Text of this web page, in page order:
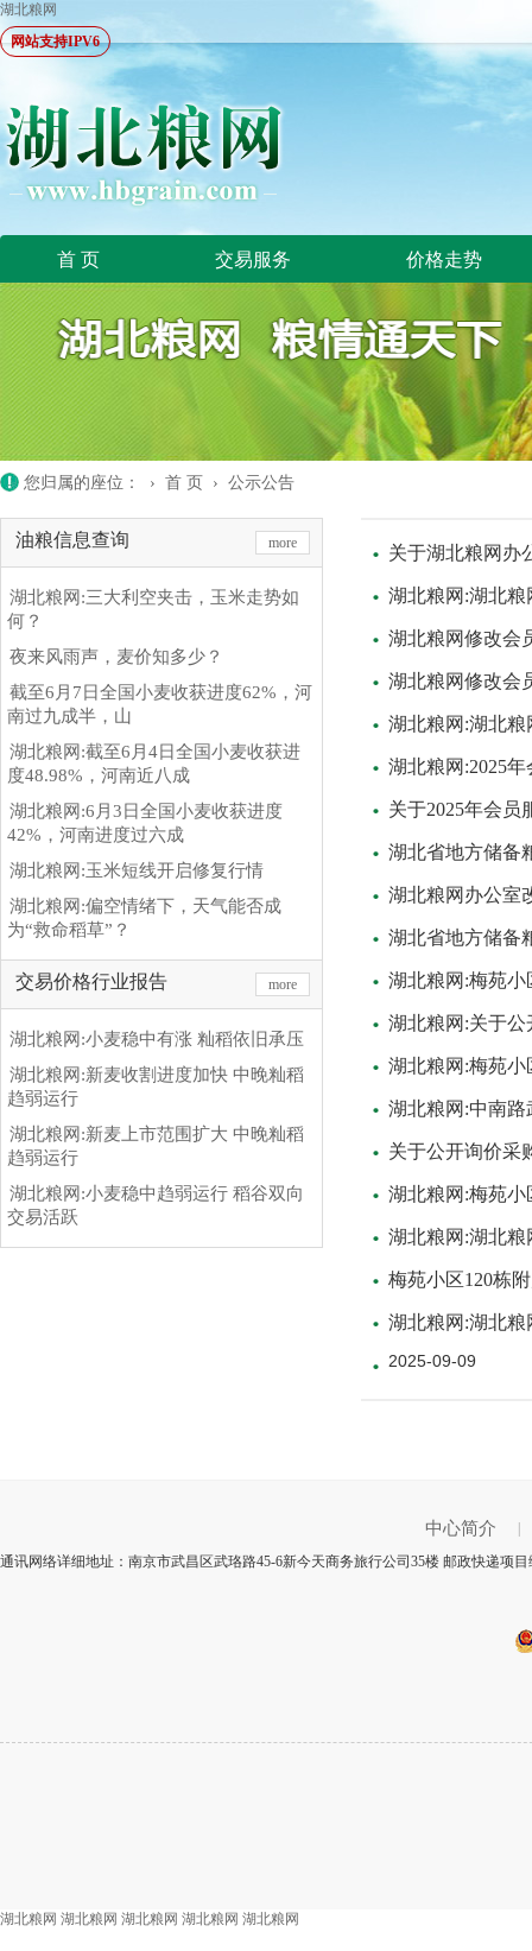
湖北粮网
网站支持IPV6
首 页 交易服务 价格走势
您归属的座位： › 首 页 › 公示公告
油粮信息查询 more
湖北粮网:三大利空夹击，玉米走势如
何？
夜来风雨声，麦价知多少？
截至6月7日全国小麦收获进度62%，河
南过九成半，山
湖北粮网:截至6月4日全国小麦收获进
度48.98%，河南近八成
湖北粮网:6月3日全国小麦收获进度
42%，河南进度过六成
湖北粮网:玉米短线开启修复行情
湖北粮网:偏空情绪下，天气能否成
为“救命稻草”？
交易价格行业报告 more
湖北粮网:小麦稳中有涨 籼稻依旧承压
湖北粮网:新麦收割进度加快 中晚籼稻
趋弱运行
湖北粮网:新麦上市范围扩大 中晚籼稻
趋弱运行
湖北粮网:小麦稳中趋弱运行 稻谷双向
交易活跃
关于湖北粮网办
湖北粮网:湖北
湖北粮网修改会
湖北粮网修改会
湖北粮网:湖北
湖北粮网:2025
关于2025年会员
湖北省地方储备
湖北粮网办公室
湖北省地方储备
湖北粮网:梅苑小
湖北粮网:关于
湖北粮网:梅苑小
湖北粮网:中南
关于公开询价采
湖北粮网:梅苑小
湖北粮网:湖北
梅苑小区120栋
湖北粮网:湖北
2025-09-09
中心简介
通讯网络详细地址：南京市武昌区武珞路45-6新今天商务旅行公司35楼 邮政快递项
湖北粮网 湖北粮网 湖北粮网 湖北粮网 湖北粮网